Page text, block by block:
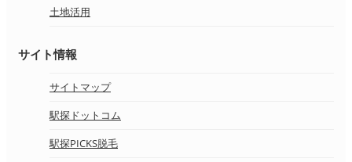
土地活用
サイト情報
サイトマップ
駅探ドットコム
駅探PICKS脱毛